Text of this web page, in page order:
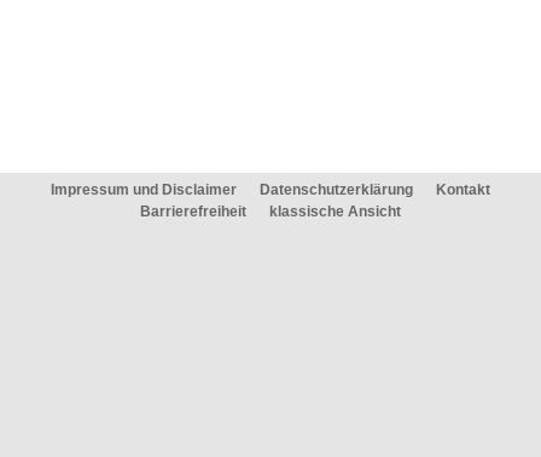
Impressum und Disclaimer Datenschutzerklärung
Kontakt
Barrierefreiheit
klassische Ansicht